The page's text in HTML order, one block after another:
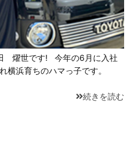
燿世です! 今年の6月に入社
横浜育ちのハマっ子です。
続きを読む